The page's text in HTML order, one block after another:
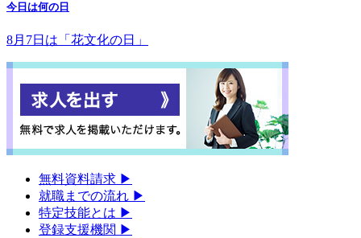
今日は何の日
8月7日は「花文化の日」
無料資料請求 ▶︎
就職までの流れ ▶︎
特定技能とは ▶︎
登録支援機関 ▶︎